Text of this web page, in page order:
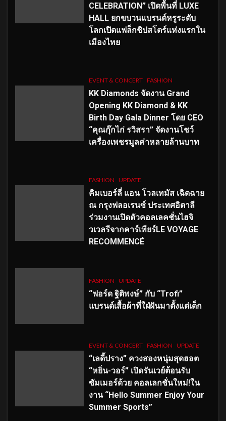
CELEBRATION” เปิดพื้นที่ LUXE
HALL ยกขบวนแบรนด์หรูระดับ
โลกเปิดแฟล็กชิปสโตร์แห่งแรกใน
เมืองไทย
EVENT & CONCERT FASHION
KK Diamonds จัดงาน Grand
Opening KK Diamond & KK
Birth Day Gala Dinner โดย CEO
“คุณกุ๊กไก่ รวิสรา” จัดงานโชว์
เครื่องเพชรมูลค่าหลายล้านบาท
FASHION UPDATE
คิมเบอร์ลี่ แอน โวลเทมัส เฉิดฉาย
ณ กรุงฟลอเรนซ์ ประเทศอิตาลี
ร่วมงานเปิดตัวคอลเลคชั่นไฮจิ
วเวลรีจากคาร์เทียร์LE VOYAGE
RECOMMENCÉ
FASHION UPDATE
“ฟอร์ด ฐิติพงษ์” กับ “Trofi”
แบรนด์เสื้อผ้าที่ใฝ่ฝันมาตั้งแต่เด็ก
EVENT & CONCERT FASHION UPDATE
“เลดี้ปราง” ควงสองหนุ่มสุดฮอต
“หยิ่น-วอร์” เปิดรันเวย์ต้อนรับ
ซัมเมอร์ด้วย คอลเลกชั่นใหม่!ใน
งาน “Hello Summer Enjoy Your
Summer Sports”